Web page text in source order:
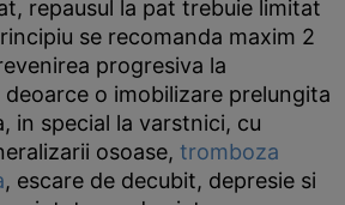
repausul la pat trebuie limitat
se recomanda maxim 2
progresiva la
o imobilizare prelungita
in special la varstnici, cu
osoase, tromboza
, escare de decubit, depresie si